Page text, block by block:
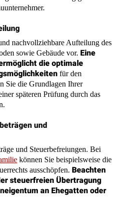
nachvollziehbare Aufteilung des
die optimale
für den
Sie die Grundlagen Ihrer
späteren Prüfung durch das
und
können Sie beispielsweise die
ausschöpfen.
steuerfreien Übertragung
an Ehegatten oder
können Sie die
erheblich